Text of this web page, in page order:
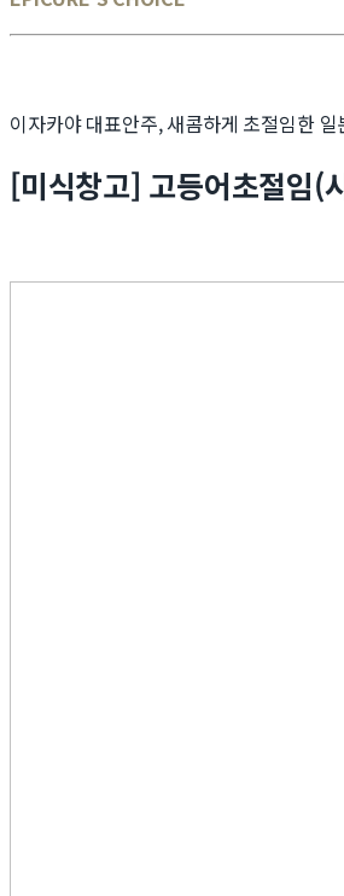
이자카야 대표안주, 새콤하게 초절임한 일
[미식창고] 고등어초절임(